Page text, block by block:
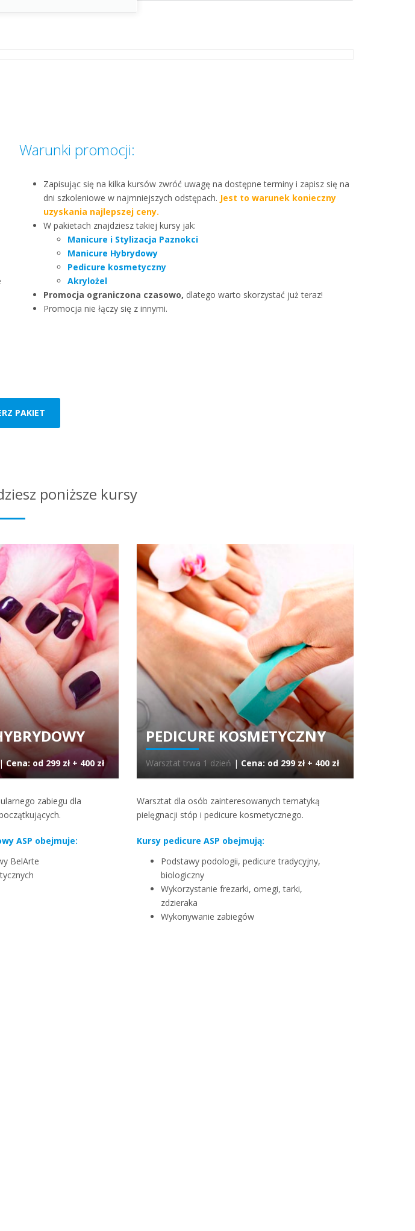
Warunki promocji:
Zapisując się na kilka kursów zwróć uwagę na dostępne terminy i zapisz się na
dni szkoleniowe w najmniejszych odstępach. Jest to warunek konieczny
uzyskania najlepszej ceny.
W pakietach znajdziesz takiej kursy jak:
Manicure i Stylizacja Paznokci
Manicure Hybrydowy
Pedicure kosmetyczny
Akrylożel
Promocja ograniczona czasowo, dlatego warto skorzystać już teraz!
Promocja nie łączy się z innymi.
PAKIET
poniższe kursy
Cena: od 299 zł + 400 zł
zabiegu dla
ASP obejmuje:
BelArte
PEDICURE KOSMETYCZNY
Warsztat trwa 1 dzień | Cena: od 299 zł + 400 zł
Warsztat dla osób zainteresowanych tematyką
pielęgnacji stóp i pedicure kosmetycznego.
Kursy pedicure ASP obejmują:
Podstawy podologii, pedicure tradycyjny,
biologiczny
Wykorzystanie frezarki, omegi, tarki,
zdzieraka
Wykonywanie zabiegów